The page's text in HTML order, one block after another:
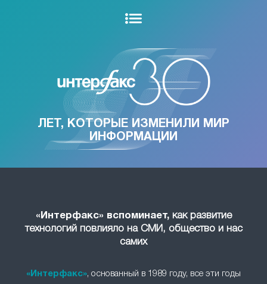
ЛЕТ, КОТОРЫЕ ИЗМЕНИЛИ МИР
ИНФОРМАЦИИ
«Интерфакс» вспоминает,как развитие
технологий повлияло на СМИ, общество и нас
самих
«Интерфакс», основанный в 1989 году, все эти годы